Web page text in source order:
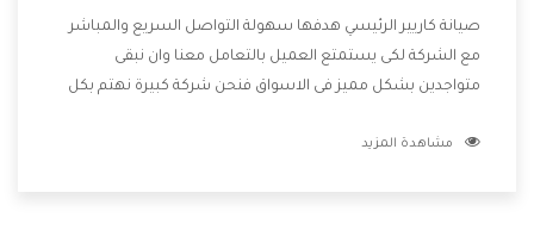
صيانة كاريير الرئيسي هدفها سهولة التواصل السريع والمباشر
مع الشركة لكى يستمتع العميل بالتعامل معنا وان نبقى
متواجدين بشكل مميز فى الاسواق فنحن شركة كبيرة نهتم بكل
الشركة بها والتى تكون منها خدمة الصيانة التى تكون من أهم
مشاهدة المزيد